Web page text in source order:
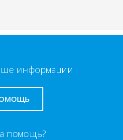
информации
помощь?